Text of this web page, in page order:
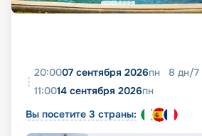
20:0007 сентября 2026пн 8 дн/7
11:0014 сентября 2026пн
Вы посетите 3 страны: